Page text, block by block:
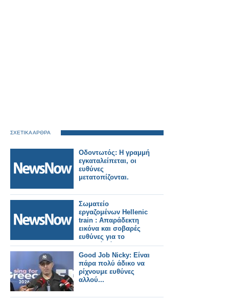
ΣΧΕΤΙΚΑ ΑΡΘΡΑ
Οδοντωτός: Η γραμμή
εγκαταλείπεται, οι
ευθύνες
μετατοπίζονται.
Σωματείο
εργαζομένων Hellenic
train : Απαράδεκτη
εικόνα και σοβαρές
ευθύνες για το
χθεσινό χάος στη
γραμμή Αεροδρομίου.
Good Job Nicky: Είναι
πάρα πολύ άδικο να
ρίχνουμε ευθύνες
αλλού...